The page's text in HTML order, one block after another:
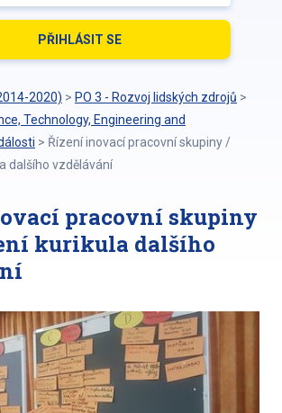
2020) > PO 3 - Rozvoj lidských zdrojů >
Technology, Engineering and
> Řízení inovací pracovní skupiny /
dalšího vzdělávání
pracovní skupiny
kurikula dalšího